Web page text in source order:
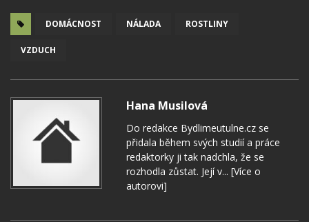
DOMÁCNOST NÁLADA ROSTLINY
VZDUCH
Hana Musilová
Do redakce Bydlimeutulne.cz se
přidala během svých studií a práce
redaktorky ji tak nadchla, že se
rozhodla zůstat. Její v... [Více o
autorovi]